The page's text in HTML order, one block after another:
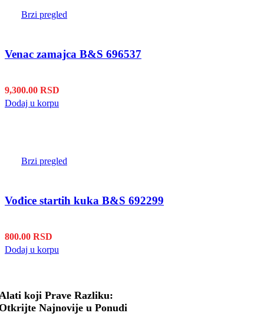
Brzi pregled
Venac zamajca B&S 696537
9,300.00 RSD
Dodaj u korpu
Brzi pregled
Vođice startih kuka B&S 692299
800.00 RSD
Dodaj u korpu
koji Prave Razliku:
Najnovije u Ponudi